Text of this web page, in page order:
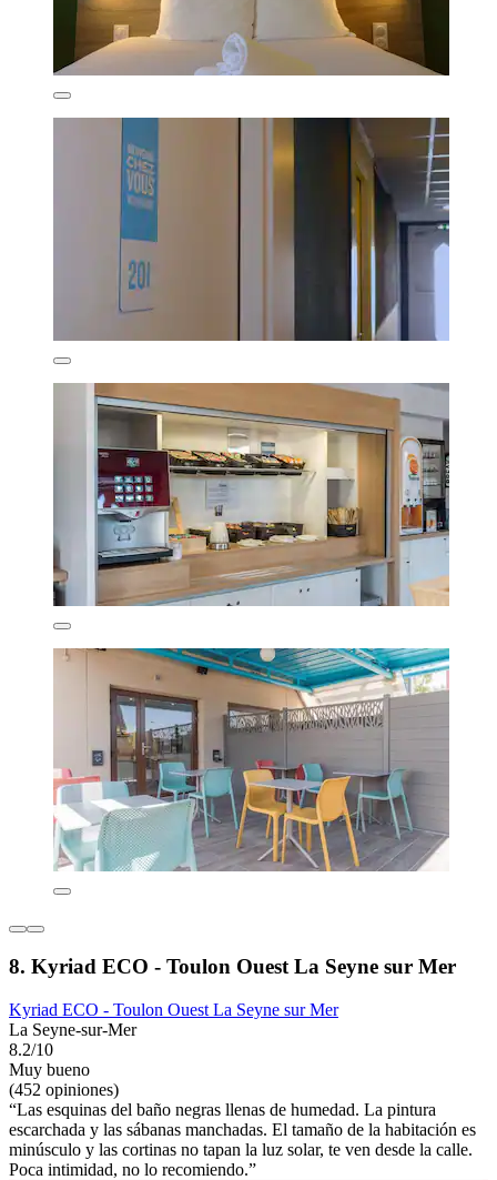
8. Kyriad ECO - Toulon Ouest La Seyne sur Mer
Kyriad ECO - Toulon Ouest La Seyne sur Mer
La Seyne-sur-Mer
8.2/10
Muy bueno
(452 opiniones)
“Las esquinas del baño negras llenas de humedad. La pintura
escarchada y las sábanas manchadas. El tamaño de la habitación es
minúsculo y las cortinas no tapan la luz solar, te ven desde la calle.
Poca intimidad, no lo recomiendo.”